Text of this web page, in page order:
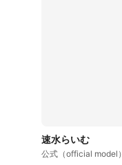
速水らいむ
公式（official model）